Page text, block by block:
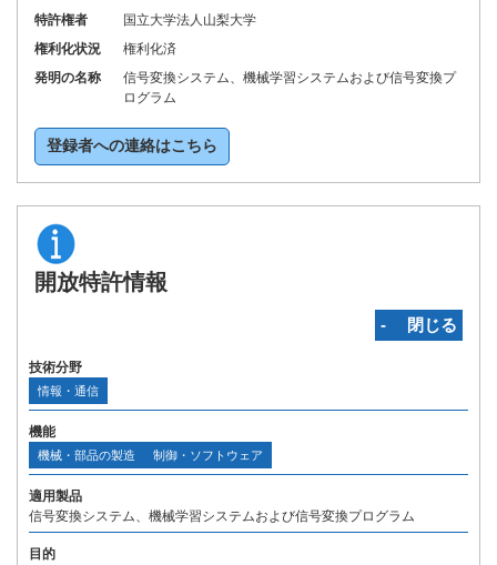
特許権者
国立大学法人山梨大学
権利化状況
権利化済
発明の名称
信号変換システム、機械学習システムおよび信号変換プ
ログラム
登録者への連絡はこちら
開放特許情報
‐ 閉じる
技術分野
情報・通信
機能
機械・部品の製造 制御・ソフトウェア
適用製品
信号変換システム、機械学習システムおよび信号変換プログラム
目的